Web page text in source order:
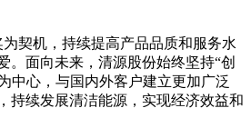
契机，持续提高产品品质和服务水
。面向未来，清源股份始终坚持“创
中心，与国内外客户建立更加广泛
持续发展清洁能源，实现经济效益和